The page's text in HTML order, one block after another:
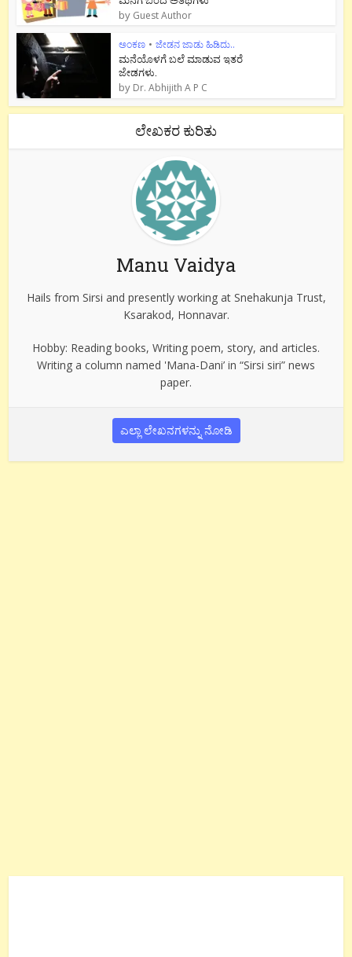
by Guest Author
ಅಂಕಣ • ಜೇಡನ ಜಾಡು ಹಿಡಿದು..
ಮನೆಯೊಳಗೆ ಬಲೆ ಮಾಡುವ ಇತರೆ
ಜೇಡಗಳು.
by Dr. Abhijith A P C
ಲೇಖಕರ ಕುರಿತು
Manu Vaidya
Hails from Sirsi and presently working at Snehakunja Trust,
Ksarakod, Honnavar.
Hobby: Reading books, Writing poem, story, and articles.
Writing a column named 'Mana-Dani’ in “Sirsi siri” news
paper.
ಎಲ್ಲಾ ಲೇಖನಗಳನ್ನು ನೋಡಿ